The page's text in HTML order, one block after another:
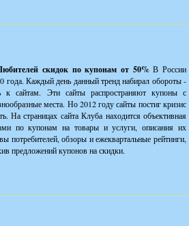
скидок по купонам от 50%В России
года. Каждый день данный тренд набирал обороты -
к сайтам. Эти сайты распространяют купоны с
места. Но 2012 году сайты постиг кризис
На страницах сайта Клуба находится объективная
по купонам на товары и услуги, описания их
потребителей, обзоры и ежеквартальные рейтинги,
предложений купонов на скидки.